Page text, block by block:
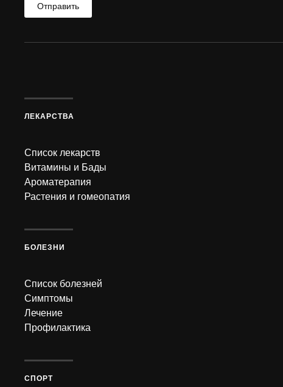
Отправить
ЛЕКАРСТВА
Список лекарств
Витамины и Бады
Ароматерапия
Растения и гомеопатия
БОЛЕЗНИ
Список болезней
Симптомы
Лечение
Профилактика
СПОРТ